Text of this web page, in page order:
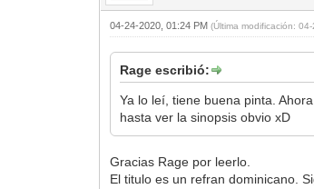
04-24-2020, 01:24 PM(Última modificación:
Rage escribió:
Ya lo leí, tiene buena pinta.
hasta ver la sinopsis obvio xD
Gracias Rage por leerlo.
El titulo es un refran dominicano.